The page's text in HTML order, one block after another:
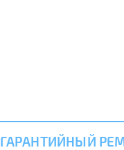
ГАРАНТИЙНЫЙ